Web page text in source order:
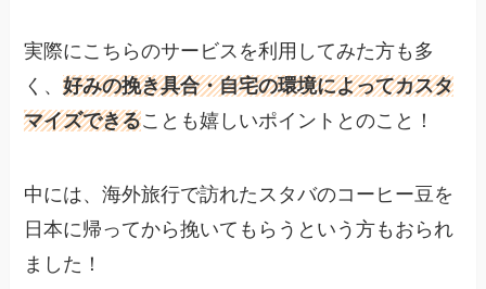
実際にこちらのサービスを利用してみた方も多
く、好みの挽き具合・自宅の環境によってカスタ
マイズできることも嬉しいポイントとのこと！
中には、海外旅行で訪れたスタバのコーヒー豆を
日本に帰ってから挽いてもらうという方もおられ
ました！